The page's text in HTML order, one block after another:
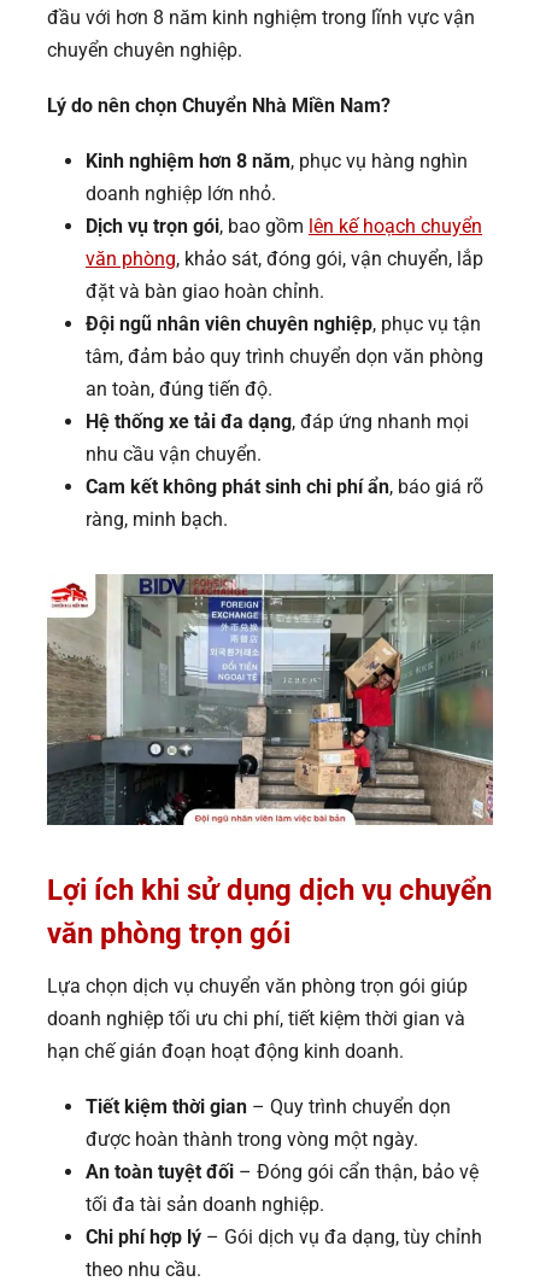
đầu với hơn 8 năm kinh nghiệm trong lĩnh vực vận
chuyển chuyên nghiệp.
Lý do nên chọn Chuyển Nhà Miền Nam?
Kinh nghiệm hơn 8 năm, phục vụ hàng nghìn
doanh nghiệp lớn nhỏ.
Dịch vụ trọn gói, bao gồm lên kế hoạch chuyển
văn phòng, khảo sát, đóng gói, vận chuyển, lắp
đặt và bàn giao hoàn chỉnh.
Đội ngũ nhân viên chuyên nghiệp, phục vụ tận
tâm, đảm bảo quy trình chuyển dọn văn phòng
an toàn, đúng tiến độ.
Hệ thống xe tải đa dạng, đáp ứng nhanh mọi
nhu cầu vận chuyển.
Cam kết không phát sinh chi phí ẩn, báo giá rõ
ràng, minh bạch.
Lợi ích khi sử dụng dịch vụ chuyển
văn phòng trọn gói
Lựa chọn dịch vụ chuyển văn phòng trọn gói giúp
doanh nghiệp tối ưu chi phí, tiết kiệm thời gian và
hạn chế gián đoạn hoạt động kinh doanh.
Tiết kiệm thời gian – Quy trình chuyển dọn
được hoàn thành trong vòng một ngày.
An toàn tuyệt đối – Đóng gói cẩn thận, bảo vệ
tối đa tài sản doanh nghiệp.
Chi phí hợp lý – Gói dịch vụ đa dạng, tùy chỉnh
theo nhu cầu.